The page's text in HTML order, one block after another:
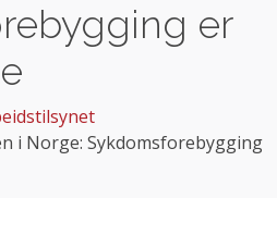
er
i Norge: Sykdomsforebygging